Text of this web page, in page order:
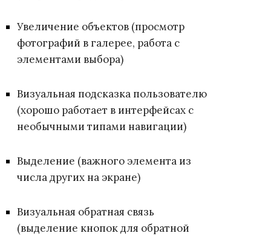
Увеличение объектов (просмотр
фотографий в галерее, работа с
элементами выбора)
Визуальная подсказка пользователю
(хорошо работает в интерфейсах с
необычными типами навигации)
Выделение (важного элемента из
числа других на экране)
Визуальная обратная связь
(выделение кнопок для обратной